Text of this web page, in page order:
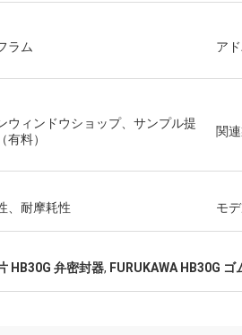
カ
トです確
積みおよ
つの星に
カ
ことは、商品良質、
ラム ア
ウィンドウショップ、サンプル提
有料）
関
、耐摩耗性 モ
HB30G 弁密封器, FURUKAWA HB30G ゴ